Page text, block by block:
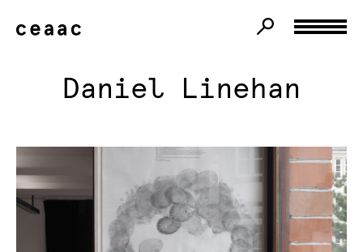
Daniel Linehan